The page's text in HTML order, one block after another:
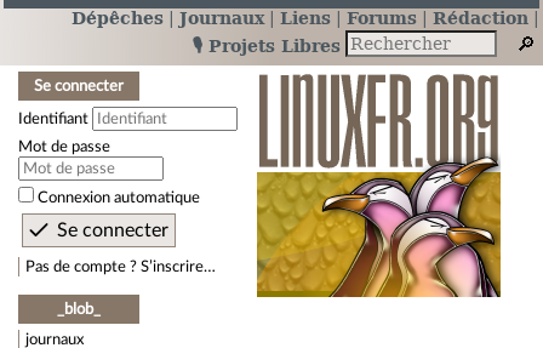
Dépêches Journaux Liens Forums
Rédaction
🎙️ Projets Libres
Se connecter
Identifiant
Mot de passe
Connexion automatique
Pas de compte ? S’inscrire…
_blob_
journaux